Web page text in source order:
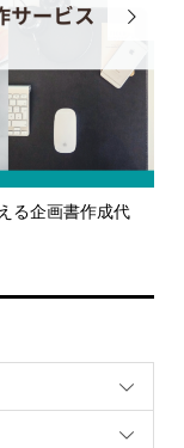
・デザインの単発依
